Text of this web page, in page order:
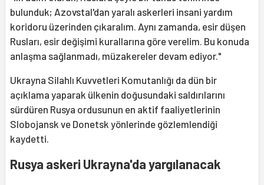
bulunduk; Azovstal'dan yaralı askerleri insani yardım
koridoru üzerinden çıkaralım. Aynı zamanda, esir düşen
Rusları, esir değişimi kurallarına göre verelim. Bu konuda
anlaşma sağlanmadı, müzakereler devam ediyor."
Ukrayna Silahlı Kuvvetleri Komutanlığı da dün bir
açıklama yaparak ülkenin doğusundaki saldırılarını
sürdüren Rusya ordusunun en aktif faaliyetlerinin
Slobojansk ve Donetsk yönlerinde gözlemlendiği
kaydetti.
Rusya askeri Ukrayna'da yargılanacak